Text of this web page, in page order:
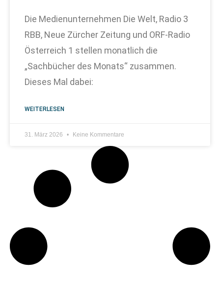
Die Medienunternehmen Die Welt, Radio 3
RBB, Neue Zürcher Zeitung und ORF-Radio
Österreich 1 stellen monatlich die
„Sachbücher des Monats“ zusammen.
Dieses Mal dabei:
WEITERLESEN
31. März 2026 Keine Kommentare